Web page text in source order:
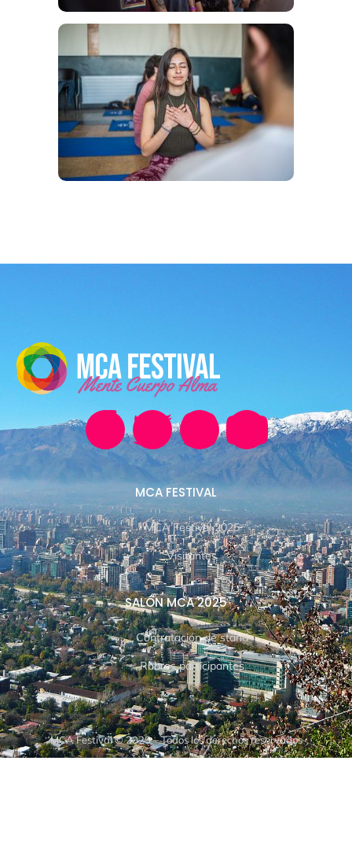
MCA FESTIVAL
MCA Festival 2025
Visitantes
SALÓN MCA 2025
Contratación de stand
Rubros participantes
MCA Festival © 2025 – Todos los derechos reservados